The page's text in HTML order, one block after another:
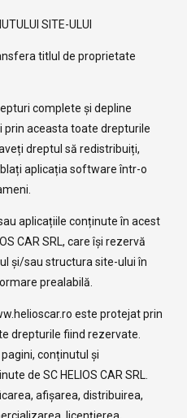
SITE-ULUI
titlul de proprietate
complete și depline
prin aceasta toate drepturile
dreptul să redistribuiți,
aplicația software într-o
aplicațiile conținute în acest
CAR SRL, care își rezervă
și/sau structura site-ului în
prealabilă.
este protejat prin
drepturile fiind rezervate.
conținutul și
de SC HELIOS CAR SRL.
afișarea, distribuirea,
licențierea,